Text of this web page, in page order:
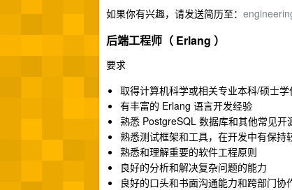
如果你有兴趣，请发送简历至：
后端工程师（ Erlang ）
要求
取得计算机科学或相关专业本科/硕士
有丰富的 Erlang 语言开发经验
熟悉 PostgreSQL 数据库和其他常见开
熟悉测试框架和工具，在开发中有保持
熟悉和理解重要的软件工程原则
良好的分析和解决复杂问题的能力
良好的口头和书面沟通能力和跨部门协